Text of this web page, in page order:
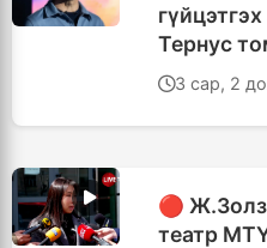
Тернус
3 сар, 2
🔴
театр